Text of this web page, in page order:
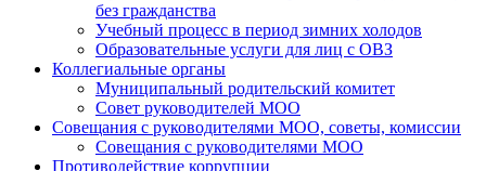
без гражданства
Учебный процесс в период зимних холодов
Образовательные услуги для лиц с ОВЗ
Коллегиальные органы
Муниципальный родительский комитет
Совет руководителей МОО
Совещания с руководителями МОО, советы, комиссии
Совещания с руководителями МОО
Противодействие коррупции